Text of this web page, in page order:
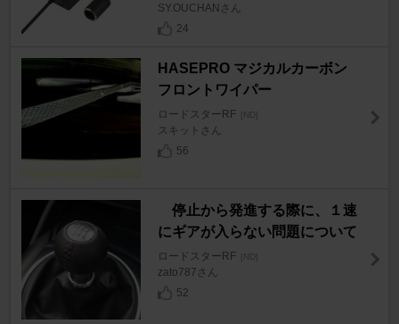
SY.OUCHANさん
24
HASEPRO マジカルカーボン
フロントワイパー
ロードスターRF [ND]
スキットさん
56
停止から発進する際に、１速
にギアが入らない問題について
ロードスターRF [ND]
zato787さん
52